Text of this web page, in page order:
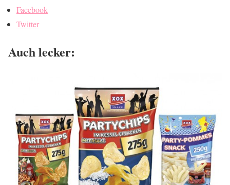
Facebook
Twitter
Auch lecker: